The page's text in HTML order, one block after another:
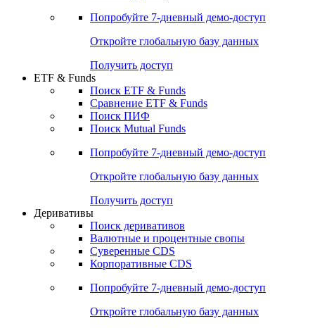
Попробуйте 7-дневный демо-доступ
Откройте глобальную базу данных
Получить доступ
ETF & Funds
Поиск ETF & Funds
Сравнение ETF & Funds
Поиск ПИФ
Поиск Mutual Funds
Попробуйте 7-дневный демо-доступ
Откройте глобальную базу данных
Получить доступ
Деривативы
Поиск деривативов
Валютные и процентные свопы
Суверенные CDS
Корпоративные CDS
Попробуйте 7-дневный демо-доступ
Откройте глобальную базу данных